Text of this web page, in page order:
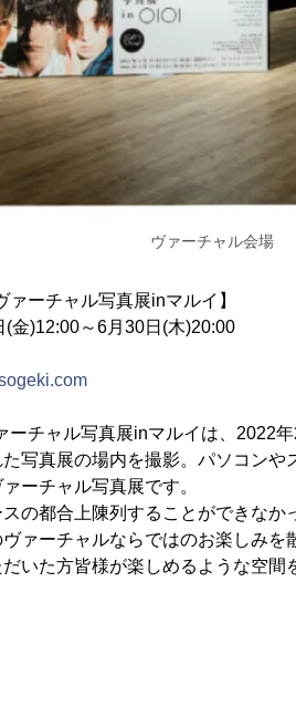
ヴァーチャル会場
ァーチャル写真展inマルイ】
金)12:00～6月30日(木)20:00
ーチャル写真展inマルイは、2022
写真展の場内を撮影。パソコンや
ーチャル写真展です。
の都合上陳列することができなか
ァーチャルならではのお楽しみを
いた方皆様が楽しめるような空間